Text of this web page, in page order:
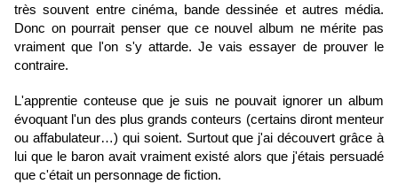
très souvent entre cinéma, bande dessinée et autres média.
Donc on pourrait penser que ce nouvel album ne mérite pas
vraiment que l'on s'y attarde. Je vais essayer de prouver le
contraire.
L'apprentie conteuse que je suis ne pouvait ignorer un album
évoquant l'un des plus grands conteurs (certains diront menteur
ou affabulateur…) qui soient. Surtout que j'ai découvert grâce à
lui que le baron avait vraiment existé alors que j'étais persuadé
que c'était un personnage de fiction.